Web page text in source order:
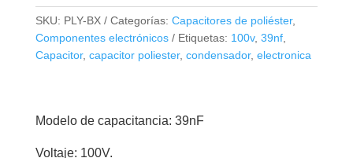
39nf
100V
SKU: PLY-BX Categorías: Capacitores de poliéster,
Componentes electrónicos
Etiquetas: 100v, 39nf,
Capacitor, capacitor poliester, condensador, electronica
Modelo de capacitancia: 39nF
Voltaje: 100V.